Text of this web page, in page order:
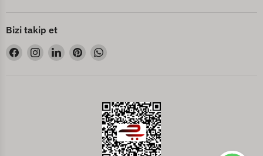
Bizi takip et
Bizi
Facebook&#39;de
bul
Bizi
Instagram&#39;de
bul
Bizi
LinkedIn&#39;de
bul
Bizi
Pinterest&#39;de
bul
Bizi
bul